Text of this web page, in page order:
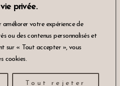
privée.
votre expérience de
ou des contenus personnalisés et
sur « Tout accepter », vous
cookies.
Tout rejeter